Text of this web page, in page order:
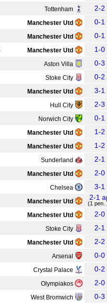
Tottenham 2-2
Manchester Utd 0-1
Manchester Utd 0-1
Manchester Utd 1-0
Aston Villa 0-3
Stoke City 0-2
Manchester Utd 3-1
Hull City 2-3
Norwich City 0-1
Manchester Utd 1-2
Manchester Utd 1-2
Sunderland 2-1
Manchester Utd 2-0
Chelsea 3-1
Manchester Utd 2-1
(1 pen.
Manchester Utd 2-0
Stoke City 2-1
Manchester Utd 2-2
Arsenal 0-0
Crystal Palace 0-2
Olympiakos 2-0
West Bromwich 0-3